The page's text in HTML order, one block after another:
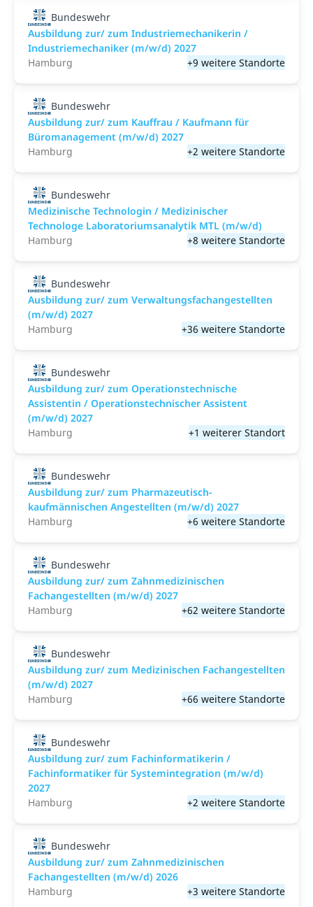
Bundeswehr
Ausbildung zur/ zum Industriemechanikerin /
Industriemechaniker (m/w/d) 2027
Hamburg
+9 weitere Standorte
Bundeswehr
Ausbildung zur/ zum Kauffrau / Kaufmann für
Büromanagement (m/w/d) 2027
Hamburg
+2 weitere Standorte
Bundeswehr
Medizinische Technologin / Medizinischer
Technologe Laboratoriumsanalytik MTL (m/w/d)
Hamburg
+8 weitere Standorte
Bundeswehr
Ausbildung zur/ zum Verwaltungsfachangestellten
(m/w/d) 2027
Hamburg
+36 weitere Standorte
Bundeswehr
Ausbildung zur/ zum Operationstechnische
Assistentin / Operationstechnischer Assistent
(m/w/d) 2027
Hamburg
+1 weiterer Standort
Bundeswehr
Ausbildung zur/ zum Pharmazeutisch-
kaufmännischen Angestellten (m/w/d) 2027
Hamburg
+6 weitere Standorte
Bundeswehr
Ausbildung zur/ zum Zahnmedizinischen
Fachangestellten (m/w/d) 2027
Hamburg
+62 weitere Standorte
Bundeswehr
Ausbildung zur/ zum Medizinischen Fachangestellten
(m/w/d) 2027
Hamburg
+66 weitere Standorte
Bundeswehr
Ausbildung zur/ zum Fachinformatikerin /
Fachinformatiker für Systemintegration (m/w/d)
2027
Hamburg
+2 weitere Standorte
Bundeswehr
Ausbildung zur/ zum Zahnmedizinischen
Fachangestellten (m/w/d) 2026
Hamburg
+3 weitere Standorte